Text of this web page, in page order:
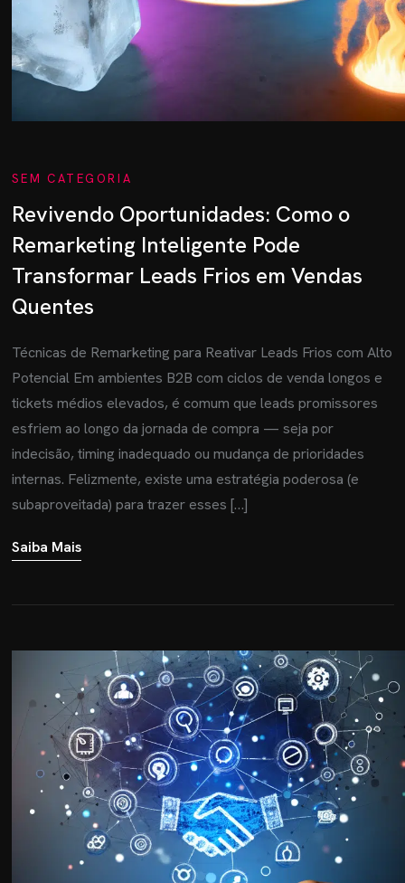
SEM CATEGORIA
Revivendo Oportunidades: Como o
Remarketing Inteligente Pode
Transformar Leads Frios em Vendas
Quentes
Técnicas de Remarketing para Reativar Leads Frios com Alto
Potencial Em ambientes B2B com ciclos de venda longos e
tickets médios elevados, é comum que leads promissores
esfriem ao longo da jornada de compra — seja por
indecisão, timing inadequado ou mudança de prioridades
internas. Felizmente, existe uma estratégia poderosa (e
subaproveitada) para trazer esses […]
Saiba Mais